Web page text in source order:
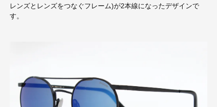
レンズとレンズをつなぐフレーム)が2本線になったデザインで
す。